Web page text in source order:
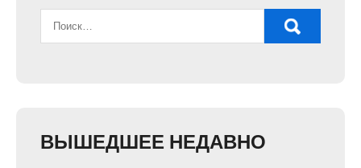
ВЫШЕДШЕЕ НЕДАВНО